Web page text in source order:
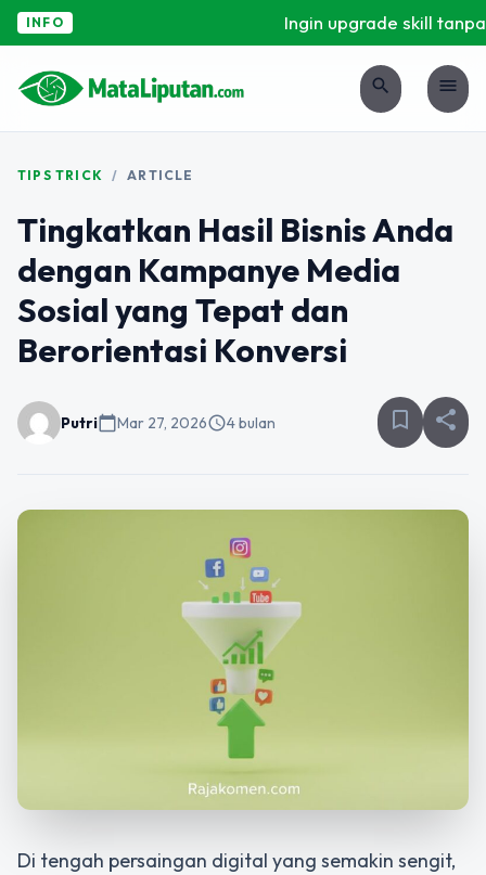
INFO Ingin upgrade skill tanpa
search menu
TIPS TRICK / ARTICLE
Tingkatkan Hasil Bisnis Anda
dengan Kampanye Media
Sosial yang Tepat dan
Berorientasi Konversi
Putricalendar_todayMar 27, 2026schedule4 bulan bookmark_border share
Di tengah persaingan digital yang semakin sengit,